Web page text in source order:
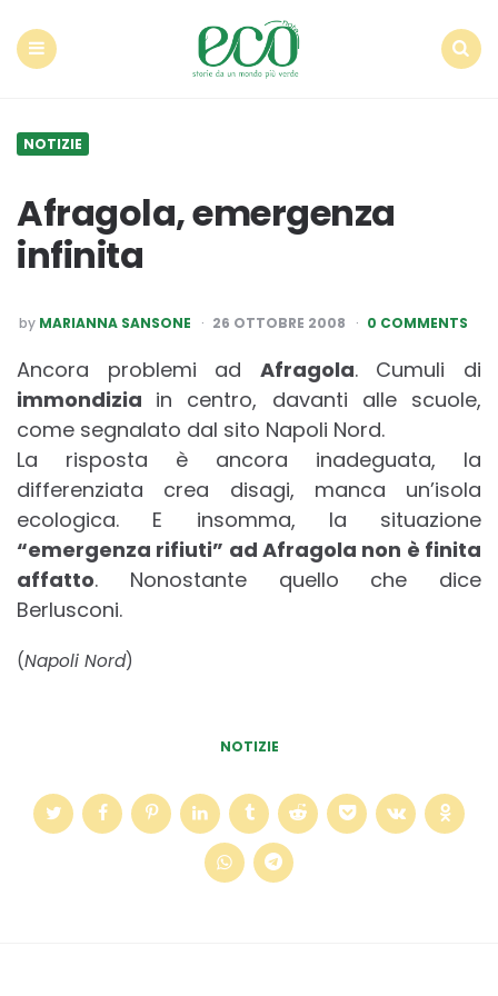
NOTIZIE
Afragola, emergenza
infinita
POSTED
BY
by MARIANNA SANSONE 26 OTTOBRE 2008 0 COMMENTS
Ancora problemi ad Afragola. Cumuli di
immondizia in centro, davanti alle scuole,
come segnalato dal sito Napoli Nord.
La risposta è ancora inadeguata, la
differenziata crea disagi, manca un’isola
ecologica. E insomma, la situazione
“emergenza rifiuti” ad Afragola non è finita
affatto. Nonostante quello che dice
Berlusconi.
(Napoli Nord)
NOTIZIE